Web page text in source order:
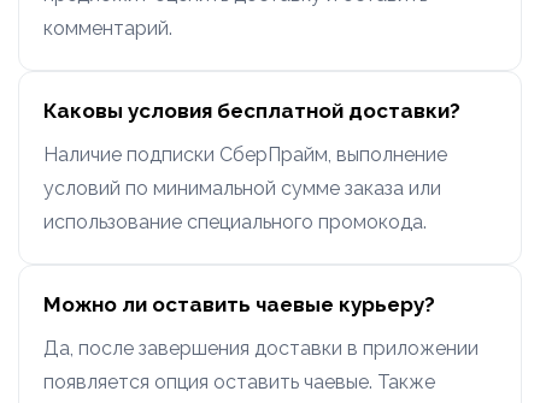
комментарий.
Каковы условия бесплатной доставки?
Наличие подписки СберПрайм, выполнение
условий по минимальной сумме заказа или
использование специального промокода.
Можно ли оставить чаевые курьеру?
Да, после завершения доставки в приложении
появляется опция оставить чаевые. Также